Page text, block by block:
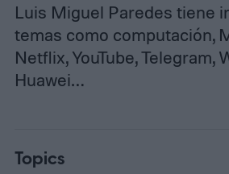
Luis Miguel Paredes tiene
temas como computación,
Netflix, YouTube, Telegram,
Huawei…
Topics